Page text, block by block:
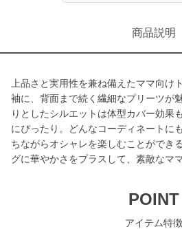
商品説明
上品さと実用性を兼ね備えたママ向け
袖に、背面まで続く繊細なプリーツが
りとしたシルエットは体型カバー効果
にぴったり。どんなコーディネートに
ちながらオシャレを楽しむことができ
グに華やかさをプラスして、素敵なマ
POINT
アイテム特徴